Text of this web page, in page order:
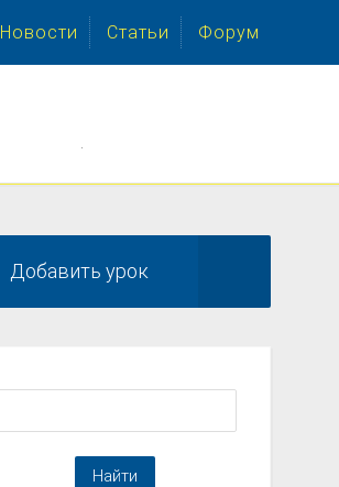
Новости Статьи Форум
Добавить урок
.